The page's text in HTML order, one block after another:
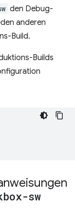
den Debug-
anderen
Build.
Builds
sw